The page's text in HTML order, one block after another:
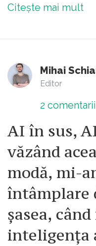
Citește mai mult
Mihai
Editor
2 comentarii
AI în sus,
văzând
modă, mi-
întâmplare
șasea,
inteligența